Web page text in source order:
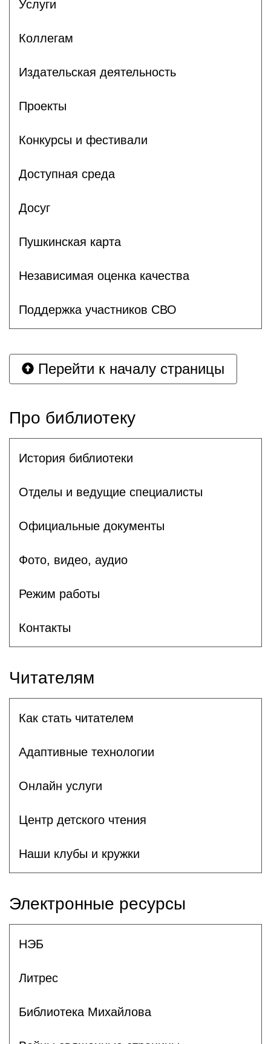
Услуги
Коллегам
Издательская деятельность
Проекты
Конкурсы и фестивали
Доступная среда
Досуг
Пушкинская карта
Независимая оценка качества
Поддержка участников СВО
Перейти к началу страницы
Про библиотеку
История библиотеки
Отделы и ведущие специалисты
Официальные документы
Фото, видео, аудио
Режим работы
Контакты
Читателям
Как стать читателем
Адаптивные технологии
Онлайн услуги
Центр детского чтения
Наши клубы и кружки
Электронные ресурсы
НЭБ
Литрес
Библиотека Михайлова